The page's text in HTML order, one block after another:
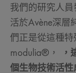
我們的研究人
活於Avène深層
們正是從這種
modulia®，
，
個生物技術活性